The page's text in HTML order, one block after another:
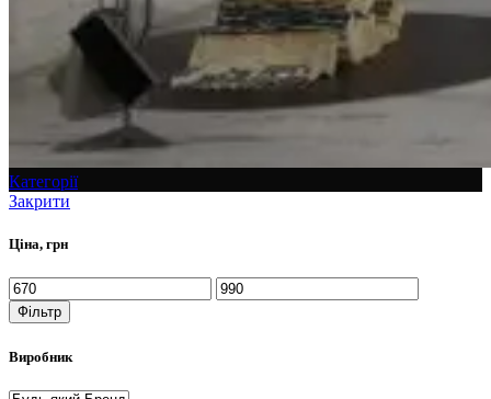
Категорії
Закрити
Ціна, грн
Фільтр
Виробник